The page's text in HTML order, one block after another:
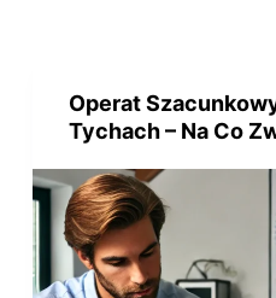
c
Operat
Tychach – Na Co